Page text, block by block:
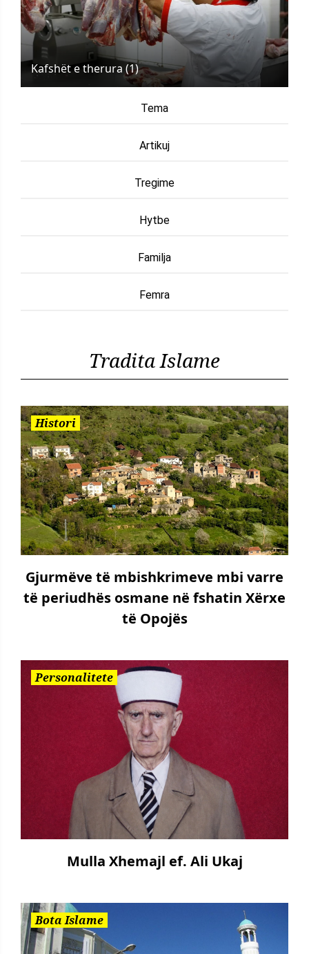
Kafshët e therura (1)
Tema
Artikuj
Tregime
Hytbe
Familja
Femra
Tradita Islame
Histori
Gjurmëve të mbishkrimeve mbi varre
të periudhës osmane në fshatin Xërxe
të Opojës
Personalitete
Mulla Xhemajl ef. Ali Ukaj
Bota Islame